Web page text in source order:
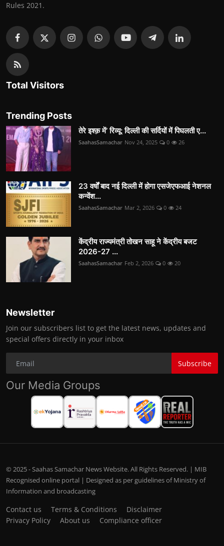
Rules 2021.
Total Visitors
Trending Posts
तेरे इश्क़ में’ रिव्यू: दिल्ली की सर्दियों में पिघलती ए...
SaahasSamachar Nov 24, 2025 0 26
23 वर्षों बाद नई दिल्ली में होगा एसजेएफआई नेशनल
कन्वेंश...
SaahasSamachar Mar 2, 2026 0 24
केंद्रीय राज्यमंत्री तोखन साहू ने केंद्रीय बजट
2026-27 ...
SaahasSamachar Feb 2, 2026 0 20
Newsletter
Join our subscribers list to get the latest news, updates and
special offers directly in your inbox
Subscribe
Our Media Groups
© 2025 - Saahas Samachar News Website. All Rights Reserved. | MIB
Recognised online portal | Designed as per guidelines of Ministry of
Information and broadcasting
Contact us Terms & Conditions
Disclaimer
Privacy Policy
About us Compliance officer